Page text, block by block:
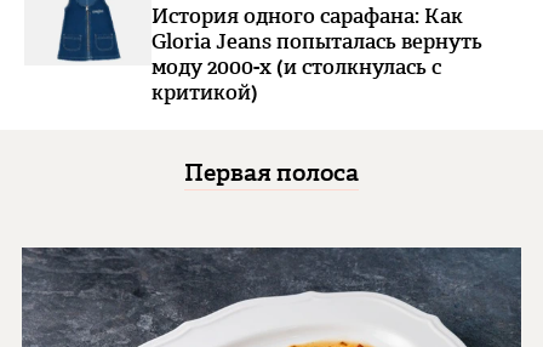
История одного сарафана: Как
Gloria Jeans попыталась вернуть
моду 2000-х (и столкнулась с
критикой)
Первая полоса